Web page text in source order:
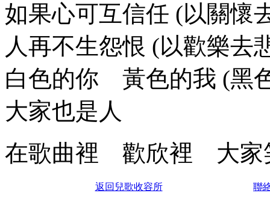
如果心可互信任 (以關懷
人再不生怨恨 (以歡樂去
白色的你 黃色的我 (黑
大家也是人
在歌曲裡 歡欣裡 大家
返回兒歌收容所 聯